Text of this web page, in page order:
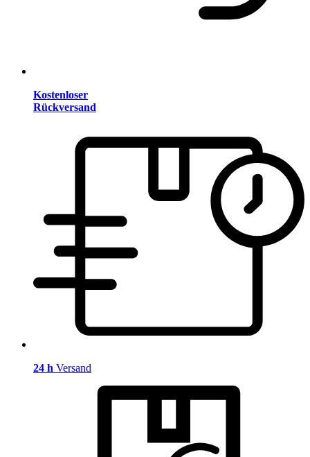
Kostenloser
Rückversand
24 h Versand